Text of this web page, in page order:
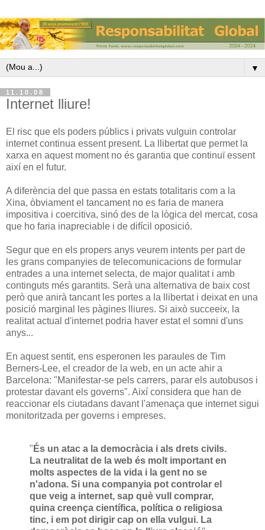
▼
11.10.08
Internet lliure!
El risc que els poders públics i privats vulguin controlar
internet continua essent present. La llibertat que permet la
xarxa en aquest moment no és garantia que continuï essent
així en el futur.
A diferència del que passa en estats totalitaris com a la
Xina, òbviament el tancament no es faria de manera
impositiva i coercitiva, sinó des de la lògica del mercat, cosa
que ho faria inapreciable i de difícil oposició.
Segur que en els propers anys veurem intents per part de
les grans companyies de telecomunicacions de formular
entrades a una internet selecta, de major qualitat i amb
continguts més garantits. Serà una alternativa de baix cost
però que anirà tancant les portes a la llibertat i deixat en una
posició marginal les pàgines lliures. Si això succeeix, la
realitat actual d'internet podria haver estat el somni d'uns
anys...
En aquest sentit, ens esperonen les paraules de Tim
Berners-Lee, el creador de la web, en un acte ahir a
Barcelona: "Manifestar-se pels carrers, parar els autobusos i
protestar davant els governs". Així considera que han de
reaccionar els ciutadans davant l'amenaça que internet sigui
monitoritzada per governs i empreses.
" És un atac a la democràcia i als drets civils.
La neutralitat de la web és molt important en
molts aspectes de la vida i la gent no se
n'adona. Si una companyia pot controlar el
que veig a internet, sap què vull comprar,
quina creença científica, política o religiosa
tinc, i em pot dirigir cap on ella vulgui. La